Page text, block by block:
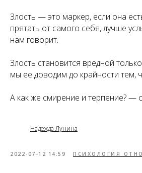
Злость — это маркер, если она
прятать от самого себя, лучше
нам говорит.
Злость становится вредной
мы ее доводим до крайности тем,
А как же смирение и терпение? —
Надежда Лунина
2022-07-12 14:59 ПСИХОЛОГИЯ